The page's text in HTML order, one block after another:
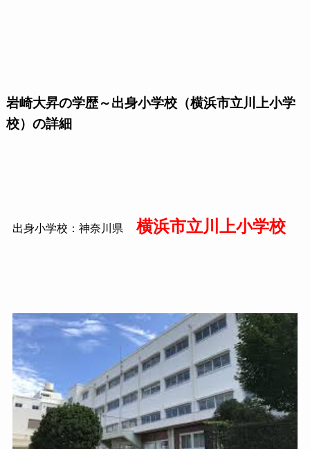
岩崎大昇の学歴～出身小学校（横浜市立川上小学
校）の詳細
出身小学校：神奈川県 横浜市立川上小学校